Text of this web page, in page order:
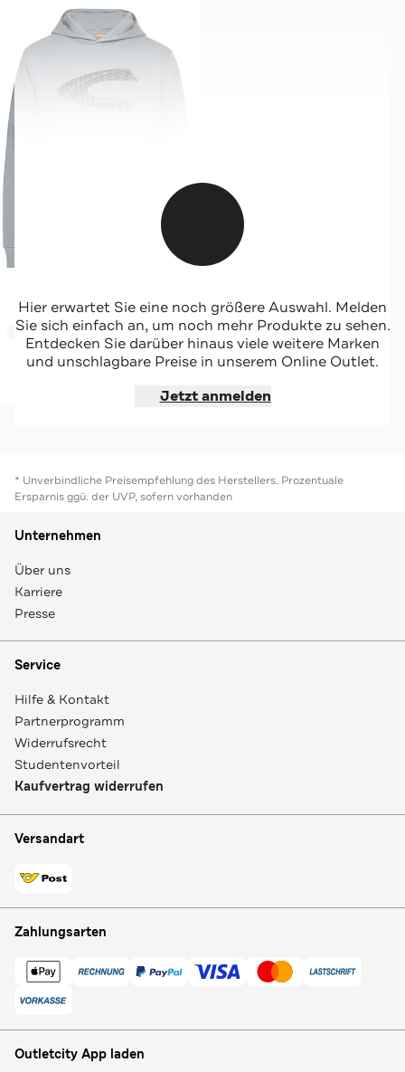
CAMEL ACTIVE
Hoodie graublau
-34%*
Jetzt shoppen
Hier erwartet Sie eine noch größere Auswahl. Melden
Sie sich einfach an, um noch mehr Produkte zu sehen.
Entdecken Sie darüber hinaus viele weitere Marken
und unschlagbare Preise in unserem Online Outlet.
Jetzt anmelden
* Unverbindliche Preisempfehlung des Herstellers. Prozentuale
Ersparnis ggü. der UVP, sofern vorhanden
Unternehmen
Über uns
Karriere
Presse
Service
Hilfe & Kontakt
Partnerprogramm
Widerrufsrecht
Studentenvorteil
Kaufvertrag widerrufen
Versandart
Zahlungsarten
Outletcity App laden